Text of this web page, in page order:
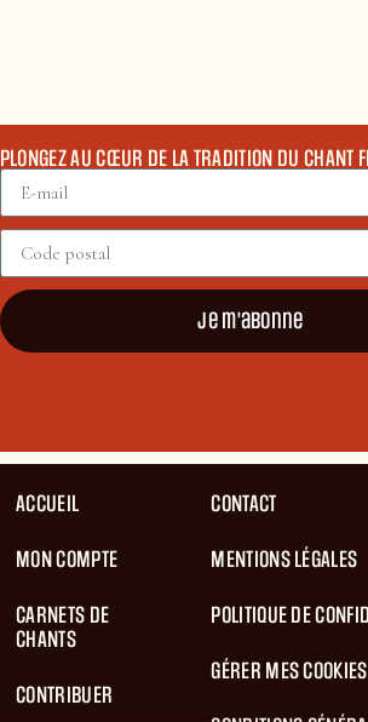
PLONGEZ AU CŒUR DE LA TRADITION DU CHANT
Je m'abonne
ACCUEIL
MON COMPTE
CARNETS DE
CHANTS
CONTRIBUER
CONTACT
MENTIONS LÉGALES
POLITIQUE DE
GÉRER MES COOKIES